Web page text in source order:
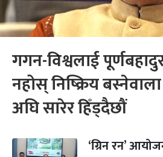
गगन-विश्वलाई
नहोस् निष्क्रिय
अघि सारेर हिँड्दैछौं
‘ग्रिन रन’